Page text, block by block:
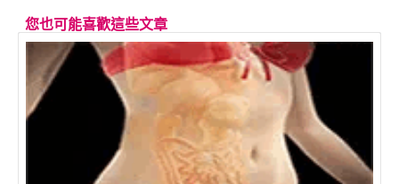
您也可能喜歡這些文章